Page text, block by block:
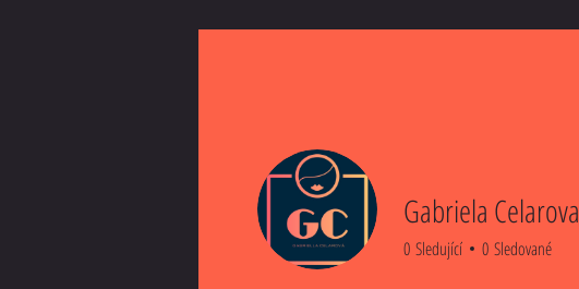
Gabriela Celarova
0 Sledující 0 Sledované